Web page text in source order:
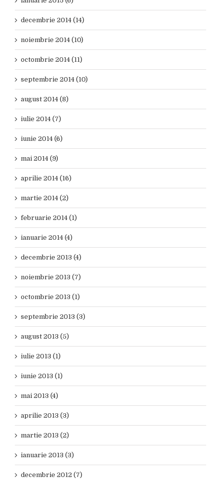
decembrie 2014 (14)
noiembrie 2014 (10)
octombrie 2014 (11)
septembrie 2014 (10)
august 2014 (8)
iulie 2014 (7)
iunie 2014 (6)
mai 2014 (9)
aprilie 2014 (16)
martie 2014 (2)
februarie 2014 (1)
ianuarie 2014 (4)
decembrie 2013 (4)
noiembrie 2013 (7)
octombrie 2013 (1)
septembrie 2013 (3)
august 2013 (5)
iulie 2013 (1)
iunie 2013 (1)
mai 2013 (4)
aprilie 2013 (3)
martie 2013 (2)
ianuarie 2013 (3)
decembrie 2012 (7)